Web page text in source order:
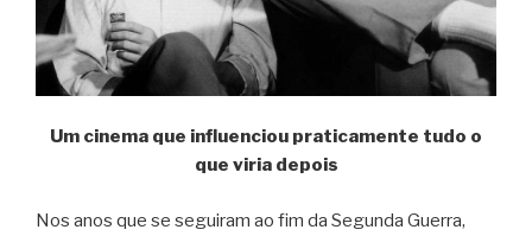
Um cinema que influenciou praticamente tudo o
que viria depois
Nos anos que se seguiram ao fim da Segunda Guerra,